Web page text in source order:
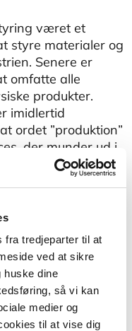
fra tredjeparter til at
ved at sikre
huske dine
så vi kan
medier og
til at vise dig
været et
styre materialer og
Senere er
omfatte alle
produkter.
imidlertid
ordet ”produktion”
der munder ud i
immaterielt.
der er
Six Sigma og
da også i dag
der ikke
inden for
sektor.